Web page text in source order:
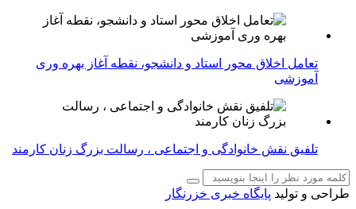
تعامل اخلاق‌ محور استاد و دانشجو، نقطه آغاز بهره ‌وری
آموزشی
تلفیق نقش خانوادگی و اجتماعی ، رسالت بزرگ زنان کارمند
طراحی و تولید پایگاه خبری خزرنگار